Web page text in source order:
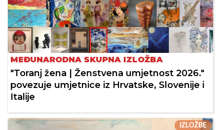
MEĐUNARODNA SKUPNA IZLOŽBA
"Toranj žena | Ženstvena umjetnost 2026."
povezuje umjetnice iz Hrvatske, Slovenije i
Italije
IZLOŽBE